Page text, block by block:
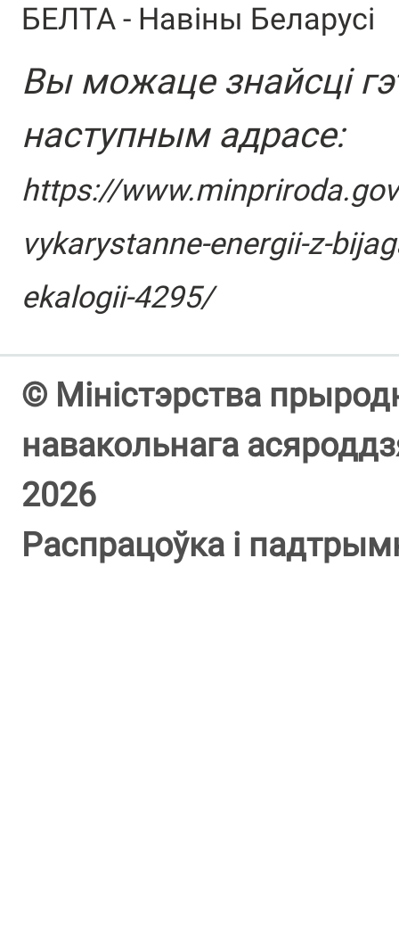
БЕЛТА - Навiны Беларусi
Вы можаце знайсці
наступным адрасе:
https://
vykarystanne-energii-z-
ekalogii-4295/
© Міністэрства
навакольнага
2026
Распрацоўка і